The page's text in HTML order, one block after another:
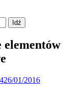
elementów
26/01/2016